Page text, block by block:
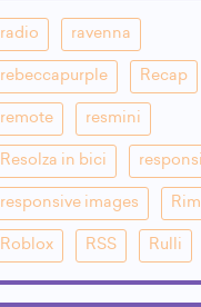
radio ravenna
rebeccapurple Recap
remote resmini
Resolza in bici
responsive images
Roblox RSS Rulli